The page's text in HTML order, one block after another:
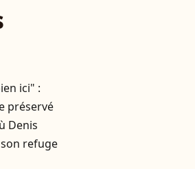
ici" :
préservé
Denis
refuge